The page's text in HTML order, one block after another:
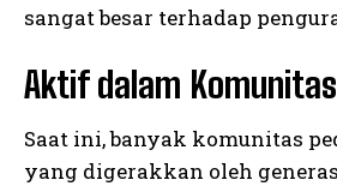
sangat besar terhadap
Aktif dalam
Saat ini, banyak komunitas
yang digerakkan oleh